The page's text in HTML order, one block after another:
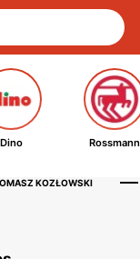
Dino Rossmann
KOZŁOWSKI